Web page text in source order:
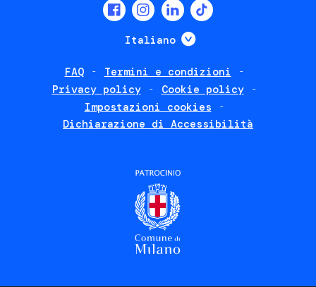
Italiano Mostra ulteriori
FAQ
Termini e condizioni
Privacy policy
Cookie policy
Impostazioni cookies
Dichiarazione di Accessibilità